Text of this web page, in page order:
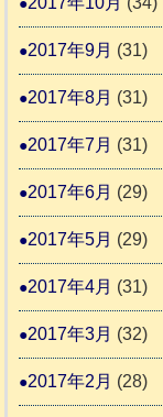
2017年9月 (31)
2017年8月 (31)
2017年7月 (31)
2017年6月 (29)
2017年5月 (29)
2017年4月 (31)
2017年3月 (32)
2017年2月 (28)